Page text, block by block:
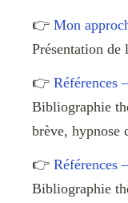
👉 Mon
Présentation de
👉 Références
Bibliographie
brève, hypnose
👉 Références
Bibliographie